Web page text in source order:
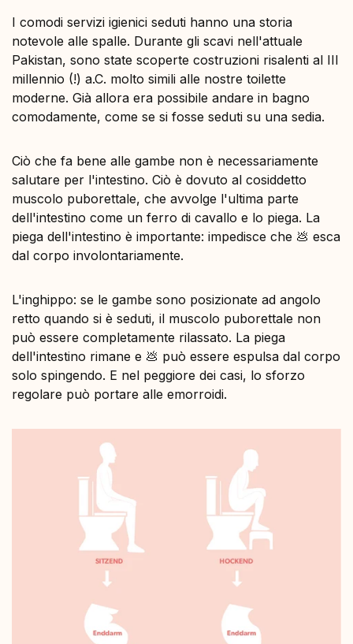
I comodi servizi igienici seduti hanno una storia
notevole alle spalle. Durante gli scavi nell'attuale
Pakistan, sono state scoperte costruzioni risalenti al III
millennio (!) a.C. molto simili alle nostre toilette
moderne. Già allora era possibile andare in bagno
comodamente, come se si fosse seduti su una sedia.
Ciò che fa bene alle gambe non è necessariamente
salutare per l'intestino. Ciò è dovuto al cosiddetto
muscolo puborettale, che avvolge l'ultima parte
dell'intestino come un ferro di cavallo e lo piega. La
piega dell'intestino è importante: impedisce che 💩 esca
dal corpo involontariamente.
L'inghippo: se le gambe sono posizionate ad angolo
retto quando si è seduti, il muscolo puborettale non
può essere completamente rilassato. La piega
dell'intestino rimane e 💩 può essere espulsa dal corpo
solo spingendo. E nel peggiore dei casi, lo sforzo
regolare può portare alle emorroidi.